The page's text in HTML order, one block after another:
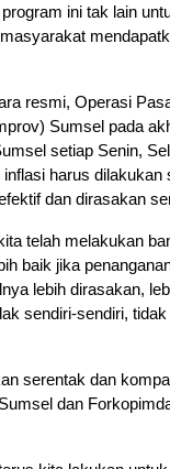
ini tak lain
resmi, Operasi
Sumsel pada
setiap Senin,
harus
dan dirasakan
telah melakukan
baik jika
lebih dirasakan,
sendiri-sendiri,
serentak dan
dan